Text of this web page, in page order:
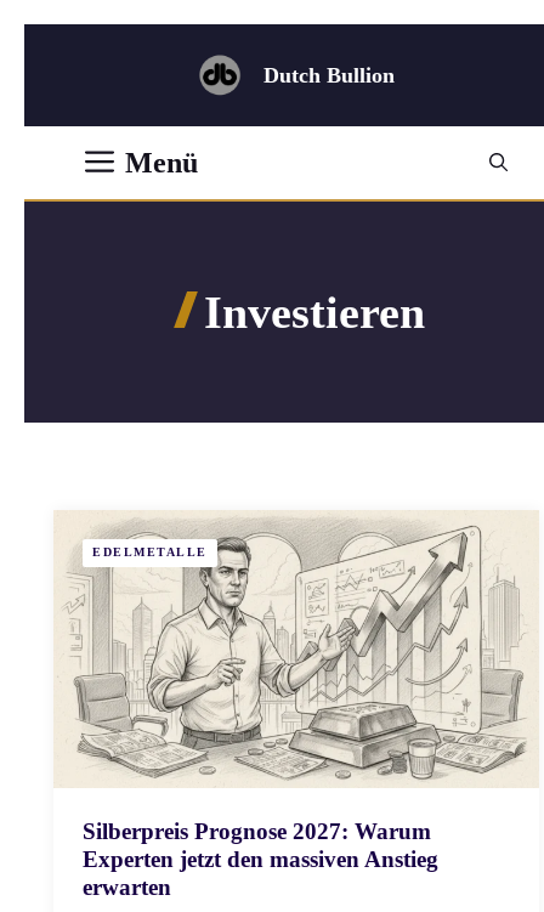
Dutch Bullion
Menü
Investieren
EDELMETALLE
Silberpreis Prognose 2027: Warum
Experten jetzt den massiven Anstieg
erwarten